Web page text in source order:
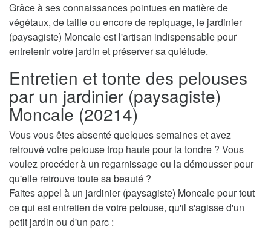
Grâce à ses connaissances pointues en matière de
végétaux, de taille ou encore de repiquage, le jardinier
(paysagiste) Moncale est l'artisan indispensable pour
entretenir votre jardin et préserver sa quiétude.
Entretien et tonte des pelouses
par un jardinier (paysagiste)
Moncale (20214)
Vous vous êtes absenté quelques semaines et avez
retrouvé votre pelouse trop haute pour la tondre ? Vous
voulez procéder à un regarnissage ou la démousser pour
qu'elle retrouve toute sa beauté ?
Faites appel à un jardinier (paysagiste) Moncale pour tout
ce qui est entretien de votre pelouse, qu'il s'agisse d'un
petit jardin ou d'un parc :